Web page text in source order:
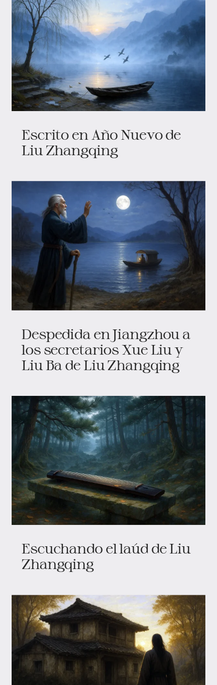
Escrito en Año Nuevo de
Liu Zhangqing
Despedida en Jiangzhou a
los secretarios Xue Liu y
Liu Ba de Liu Zhangqing
Escuchando el laúd de Liu
Zhangqing